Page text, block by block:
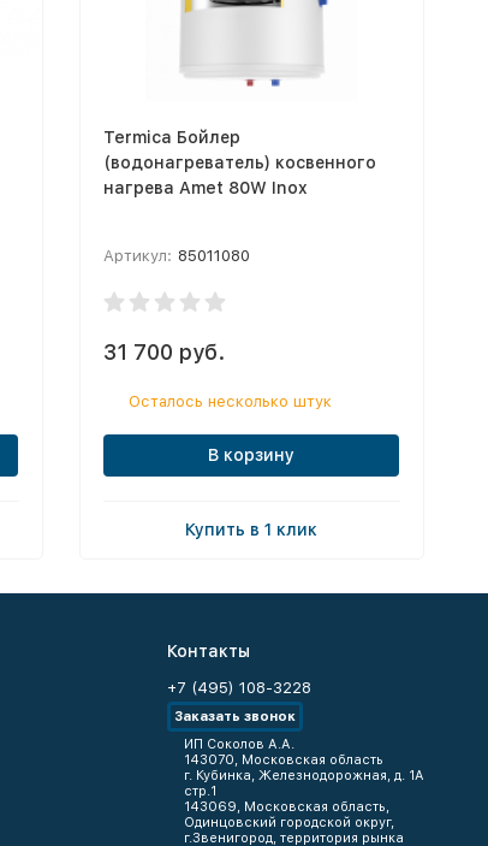
Termica Бойлер
(водонагреватель) косвенного
нагрева Amet 80W Inox
Артикул: 85011080
31 700 руб.
Осталось несколько штук
В корзину
Купить в 1 клик
Контакты
+7 (495) 108-3228
Заказать звонок
ИП Соколов А.А.
143070, Московская область
г. Кубинка, Железнодорожная, д. 1А
стр.1
143069, Московская область,
Одинцовский городской округ,
г.Звенигород, территория рынка